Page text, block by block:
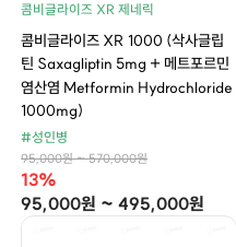
콤비글라이즈 XR 제네릭
콤비글라이즈 XR 1000 (삭사글립
틴 Saxagliptin 5mg + 메트포르민
염산염 Metformin Hydrochloride
1000mg)
#성인병
95,000원 ~ 570,000원
13%
95,000원 ~ 495,000원